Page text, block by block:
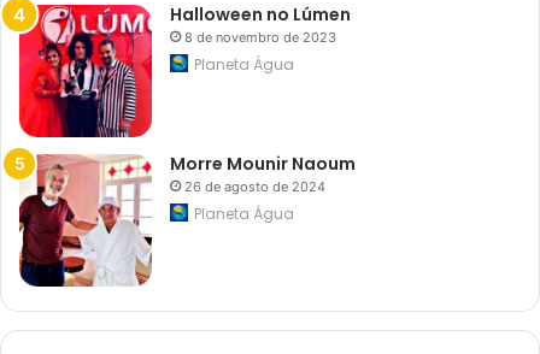
t
r
é
r
i
o
Halloween no Lúmen
8 de novembro de 2023
Planeta Água
Morre Mounir Naoum
26 de agosto de 2024
Planeta Água